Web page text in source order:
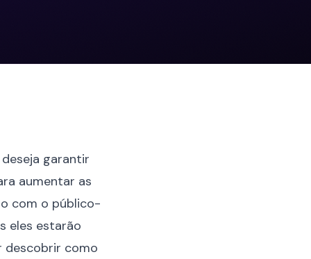
garantir
aumentar as
com o público-
eles estarão
descobrir como